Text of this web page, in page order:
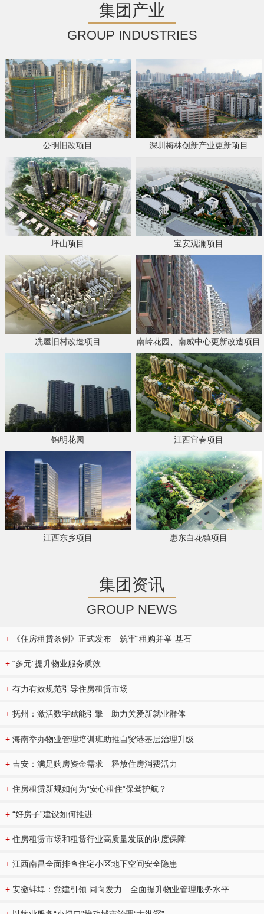
集团产业
GROUP INDUSTRIES
公明旧改项目 深圳梅林创新产业更新项目
坪山项目 宝安观澜项目
冼屋旧村改造项目 南岭花园、南威中心更新改造项目
锦明花园 江西宜春项目
江西东乡项目 惠东白花镇项目
集团资讯
GROUP NEWS
+ 《住房租赁条例》正式发布 筑牢“租购并举”基石
+ “多元”提升物业服务质效
+ 有力有效规范引导住房租赁市场
+ 抚州：激活数字赋能引擎 助力关爱新就业群体
+ 海南举办物业管理培训班助推自贸港基层治理升级
+ 吉安：满足购房资金需求 释放住房消费活力
+ 住房租赁新规如何为“安心租住”保驾护航？
+ “好房子”建设如何推进
+ 住房租赁市场和租赁行业高质量发展的制度保障
+ 江西南昌全面排查住宅小区地下空间安全隐患
+ 安徽蚌埠：党建引领 同向发力 全面提升物业管理服务水平